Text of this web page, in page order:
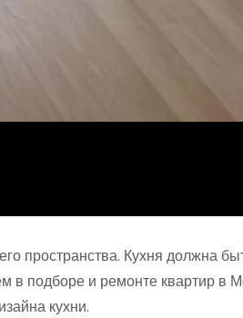
Кухня должна
подборе и ремонте квартир в
кухни.